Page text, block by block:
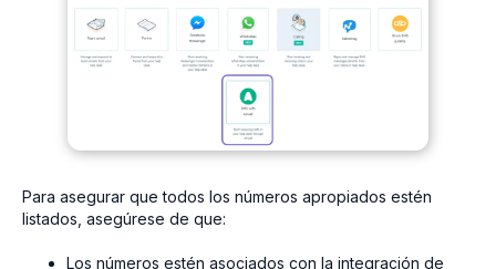
Para asegurar que todos los números apropiados estén
listados, asegúrese de que:
Los números estén asociados con la integración de